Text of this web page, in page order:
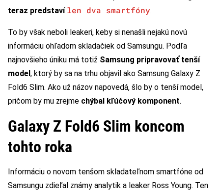
teraz predstaví len dva smartfóny.
To by však neboli leakeri, keby si nenašli nejakú novú
informáciu ohľadom skladačiek od Samsungu. Podľa
najnovšieho úniku má totiž Samsung pripravovať tenší
model, ktorý by sa na trhu objavil ako Samsung Galaxy Z
Fold6 Slim. Ako už názov napovedá, šlo by o tenší model,
pričom by mu zrejme chýbal kľúčový komponent.
Galaxy Z Fold6 Slim koncom
tohto roka
Informáciu o novom tenšom skladateľnom smartfóne od
Samsungu zdieľal známy analytik a leaker Ross Young. Ten